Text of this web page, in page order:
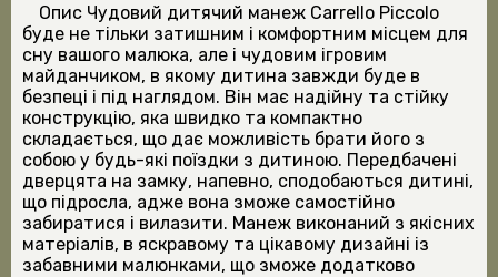
Опис Чудовий дитячий манеж Carrello Piccolo
буде не тільки затишним і комфортним місцем для
сну вашого малюка, але і чудовим ігровим
майданчиком, в якому дитина завжди буде в
безпеці і під наглядом. Він має надійну та стійку
конструкцію, яка швидко та компактно
складається, що дає можливість брати його з
собою у будь-які поїздки з дитиною. Передбачені
дверцята на замку, напевно, сподобаються дитині,
що підросла, адже вона зможе самостійно
забиратися і вилазити. Манеж виконаний з якісних
матеріалів, в яскравому та цікавому дизайні із
забавними малюнками, що зможе додатково